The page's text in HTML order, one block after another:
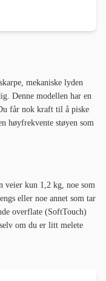
mekaniske lyden
Denne modellen har en
får nok kraft til å piske
høyfrekvente støyen som
veier kun 1,2 kg, noe som
eller noe annet som tar
overflate (SoftTouch)
om du er litt melete